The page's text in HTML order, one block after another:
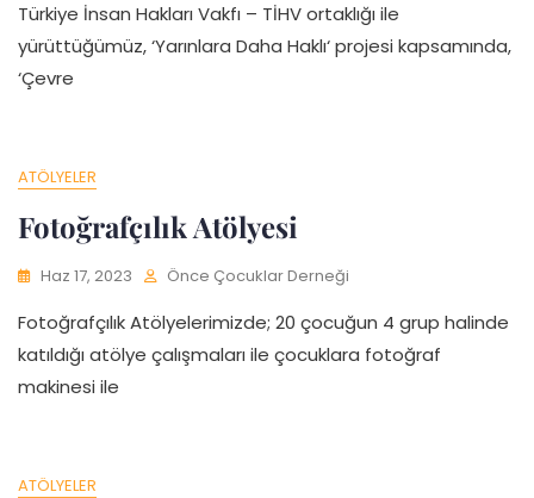
Türkiye İnsan Hakları Vakfı – TİHV ortaklığı ile
yürüttüğümüz, ‘Yarınlara Daha Haklı‘ projesi kapsamında,
‘Çevre
ATÖLYELER
Fotoğrafçılık Atölyesi
Haz 17, 2023 Önce Çocuklar Derneği
Fotoğrafçılık Atölyelerimizde; 20 çocuğun 4 grup halinde
katıldığı atölye çalışmaları ile çocuklara fotoğraf
makinesi ile
ATÖLYELER